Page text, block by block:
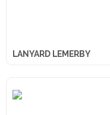
LANYARD LEMERBY